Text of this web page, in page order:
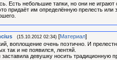
Есть небольшие тапки, но они не
придаёт им определённую прелесть или
(15.10.2012 02:34) [Материал]
воплощение очень поэтично. И
так и не появился, лентяй.
девушку носить традиционную